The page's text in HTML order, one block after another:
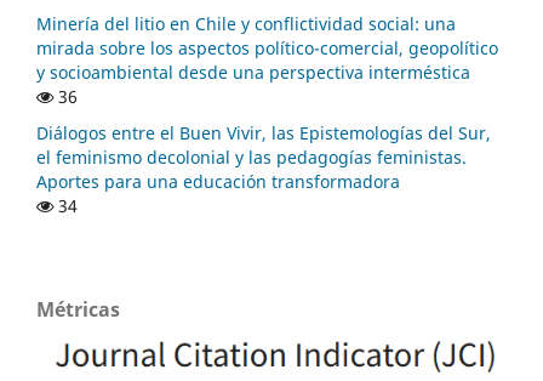
Minería del litio en Chile y conflictividad social: una
mirada sobre los aspectos político-comercial, geopolítico
y socioambiental desde una perspectiva interméstica
36
Diálogos entre el Buen Vivir, las Epistemologías del Sur,
el feminismo decolonial y las pedagogías feministas.
Aportes para una educación transformadora
34
Métricas